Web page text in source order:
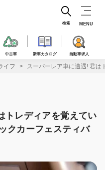
中古車 新車カタログ 自動車求人
検索 MENU
イフ スーパーレア車に遭遇! 君は
トレディアを覚えてい
クカーフェスティバ